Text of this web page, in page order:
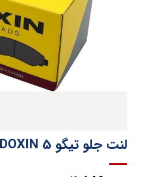
لنت جلو تیگو 5 ADOXIN